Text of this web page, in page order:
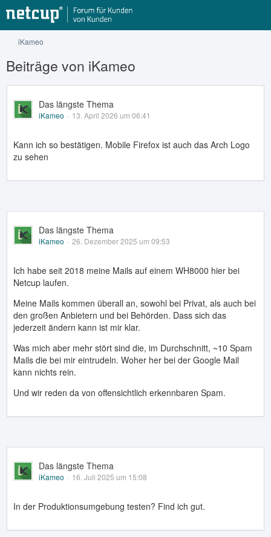
iKameo
Beiträge von iKameo
Das längste Thema
iKameo 13. April 2026 um 06:41
Kann ich so bestätigen. Mobile Firefox ist auch das Arch Logo
zu sehen
Das längste Thema
iKameo 26. Dezember 2025 um 09:53
Ich habe seit 2018 meine Mails auf einem WH8000 hier bei
Netcup laufen.
Meine Mails kommen überall an, sowohl bei Privat, als auch bei
den großen Anbietern und bei Behörden. Dass sich das
jederzeit ändern kann ist mir klar.
Was mich aber mehr stört sind die, im Durchschnitt, ~10 Spam
Mails die bei mir eintrudeln. Woher her bei der Google Mail
kann nichts rein.
Und wir reden da von offensichtlich erkennbaren Spam.
Das längste Thema
iKameo 16. Juli 2025 um 15:08
In der Produktionsumgebung testen? Find ich gut.